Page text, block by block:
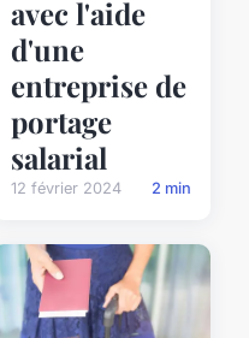
avec l'aide
d'une
entreprise de
portage
salarial
12 février 2024 2 min